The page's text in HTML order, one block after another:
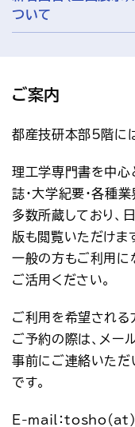
アクセス
プレスリリース
ついて
ご案内
都産技研本部5階に
理工学専門書を中心
誌・大学紀要・各種
多数所蔵しており、
版も閲覧いただけま
一般の方もご利用に
ご活用ください。
ご利用を希望される
ご予約の際は、メー
事前にご連絡いただ
です。
E-mail：